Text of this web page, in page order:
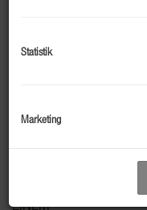
Statistik
Marketing